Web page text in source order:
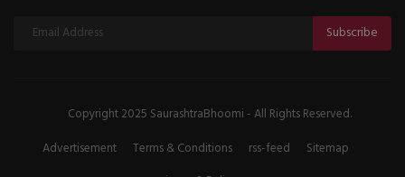
Subscribe
Copyright 2025 SaurashtraBhoomi - All Rights Reserved.
Advertisement
Terms & Conditions rss-feed
Sitemap